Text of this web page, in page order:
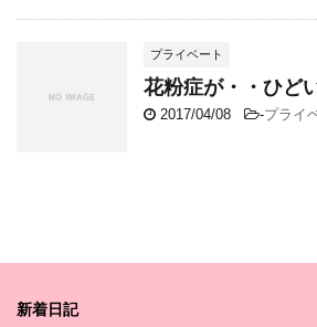
プライベート
花粉症が・・ひどい
2017/04/08 -プライ
新着日記